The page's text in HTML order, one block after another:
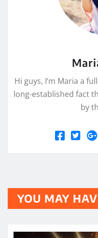
Hi guys, I’m Maria a
long-established fact
by
YOU MAY